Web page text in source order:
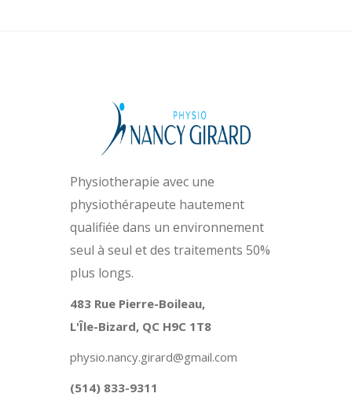
Physiotherapie avec une
physiothérapeute hautement
qualifiée dans un environnement
seul à seul et des traitements 50%
plus longs.
483 Rue Pierre-Boileau,
L'Île-Bizard, QC H9C 1T8
physio.nancy.girard@gmail.com
(514) 833-9311